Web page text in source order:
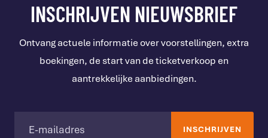
INSCHRIJVEN NIEUWSBRIEF
Ontvang actuele informatie over voorstellingen, extra
boekingen, de start van de ticketverkoop en
aantrekkelijke aanbiedingen.